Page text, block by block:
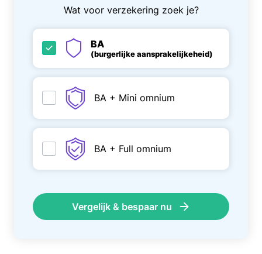
Wat voor verzekering zoek je?
BA
(burgerlijke aansprakelijkeheid)
BA + Mini omnium
BA + Full omnium
Vergelijk & bespaar nu